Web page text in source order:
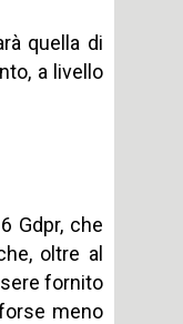
quella di
a livello
Gdpr, che
oltre al
fornito
meno